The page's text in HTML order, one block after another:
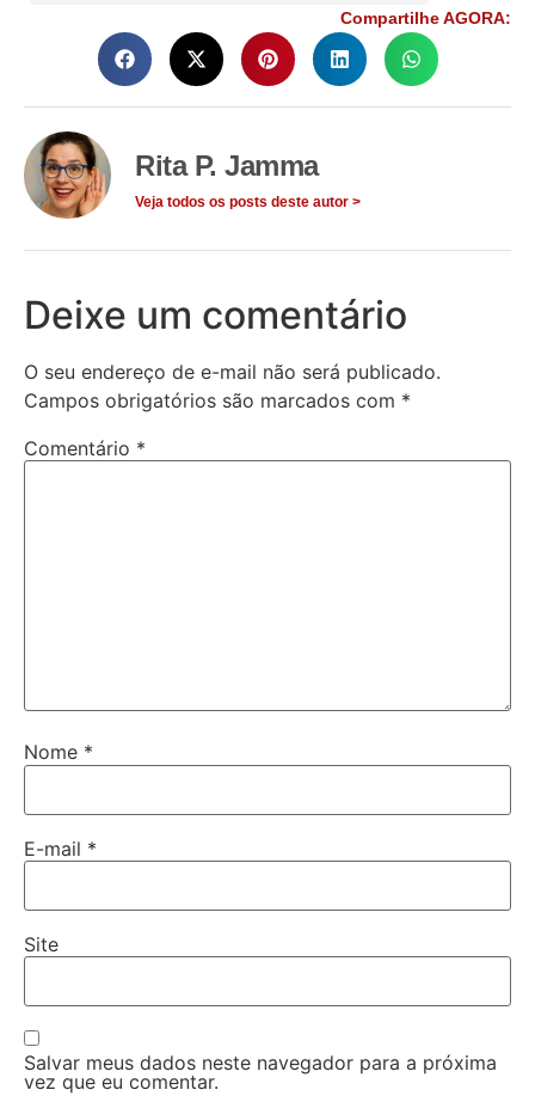
Compartilhe AGORA:
Rita P. Jamma
Veja todos os posts deste autor >
Deixe um comentário
O seu endereço de e-mail não será publicado.
Campos obrigatórios são marcados com *
Comentário *
Nome *
E-mail *
Site
Salvar meus dados neste navegador para a próxima
vez que eu comentar.